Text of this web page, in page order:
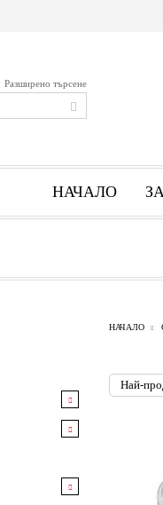
Разширено търсене
НАЧАЛО
НАЧАЛО